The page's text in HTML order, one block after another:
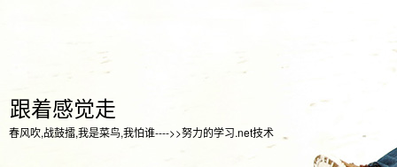
跟着感觉走
春风吹,战鼓擂,我是菜鸟,我怕谁---->>努力的学习.net技术